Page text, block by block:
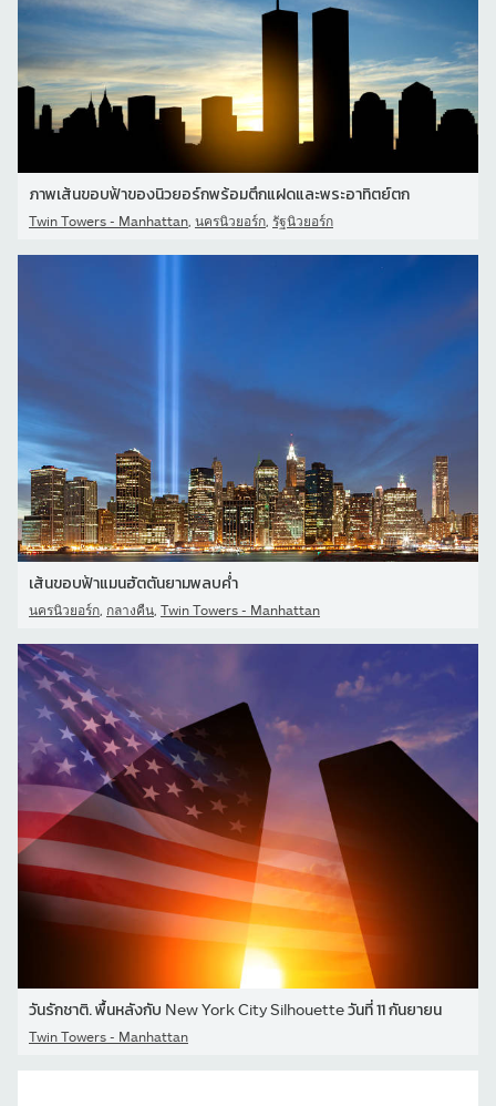
ภาพเส้นขอบฟ้าของนิวยอร์กพร้อมตึกแฝดและพระอาทิตย์ตก
Twin Towers - Manhattan, นครนิวยอร์ก, รัฐนิวยอร์ก
เส้นขอบฟ้าแมนฮัตตันยามพลบค่ํา
นครนิวยอร์ก, กลางคืน, Twin Towers - Manhattan
วันรักชาติ. พื้นหลังกับ New York City Silhouette วันที่ 11 กันยายน
Twin Towers - Manhattan